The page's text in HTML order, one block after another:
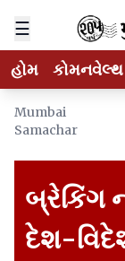
☰
હોમ
Mumbai
Samachar
બ્રેકિંગ
દેશ-